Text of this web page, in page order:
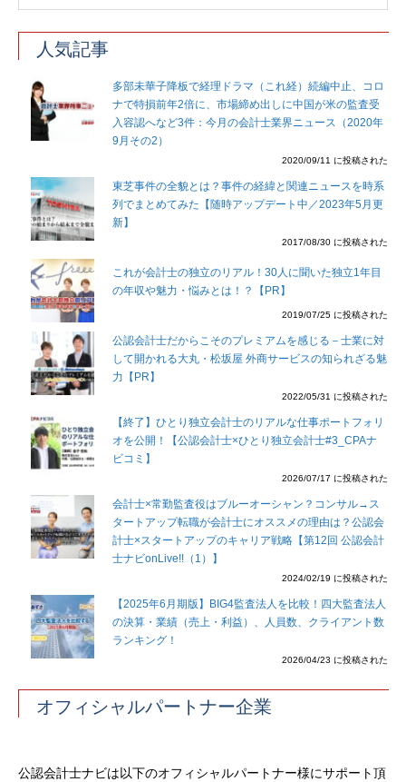
人気記事
多部未華子降板で経理ドラマ（これ経）続編中止、コロ
ナで特損前年2倍に、市場締め出しに中国が米の監査受
入容認へなど3件：今月の会計士業界ニュース（2020年
9月その2）
2020/09/11 に投稿された
東芝事件の全貌とは？事件の経緯と関連ニュースを時系
列でまとめてみた【随時アップデート中／2023年5月更
新】
2017/08/30 に投稿された
これが会計士の独立のリアル！30人に聞いた独立1年目
の年収や魅力・悩みとは！？【PR】
2019/07/25 に投稿された
公認会計士だからこそのプレミアムを感じる－士業に対
して開かれる大丸・松坂屋 外商サービスの知られざる魅
力【PR】
2022/05/31 に投稿された
【終了】ひとり独立会計士のリアルな仕事ポートフォリ
オを公開！【公認会計士×ひとり独立会計士#3_CPAナ
ビコミ】
2026/07/17 に投稿された
会計士×常勤監査役はブルーオーシャン？コンサル→ス
タートアップ転職が会計士にオススメの理由は？公認会
計士×スタートアップのキャリア戦略【第12回 公認会計
士ナビonLive!!（1）】
2024/02/19 に投稿された
【2025年6月期版】BIG4監査法人を比較！四大監査法人
の決算・業績（売上・利益）、人員数、クライアント数
ランキング！
2026/04/23 に投稿された
オフィシャルパートナー企業
公認会計士ナビは以下のオフィシャルパートナー様にサポート頂